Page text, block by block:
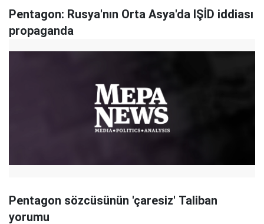
Pentagon: Rusya'nın Orta Asya'da IŞİD iddiası
propaganda
Pentagon sözcüsünün 'çaresiz' Taliban
yorumu